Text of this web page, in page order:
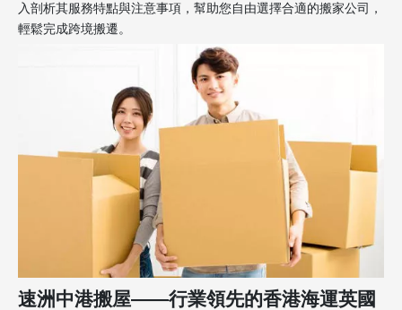
入剖析其服務特點與注意事項，幫助您自由選擇合適的搬家公司，
輕鬆完成跨境搬遷。
速洲中港搬屋——行業領先的香港海運英國